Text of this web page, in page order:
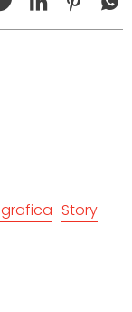
Story